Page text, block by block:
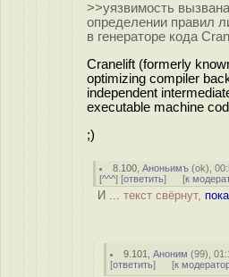
>>уязвимость
определении правил
в генераторе кода
Cranelift (formerly
optimizing compiler
independent
executable machine
;)
8.100 ,Аноньимъ (ok),
[^^^] [ответить] [к
И ... текст свёрнут,
9.101 ,Аноним (99),
[ответить] [к